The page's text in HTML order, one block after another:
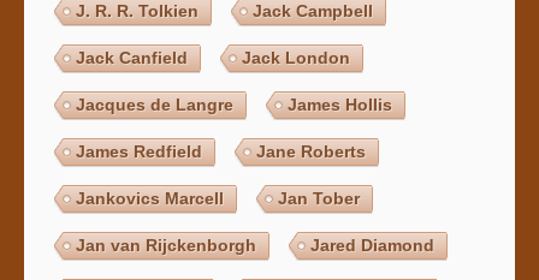
J. R. R. Tolkien Jack Campbell
Jack Canfield Jack London
Jacques de Langre James Hollis
James Redfield Jane Roberts
Jankovics Marcell Jan Tober
Jan van Rijckenborgh Jared Diamond